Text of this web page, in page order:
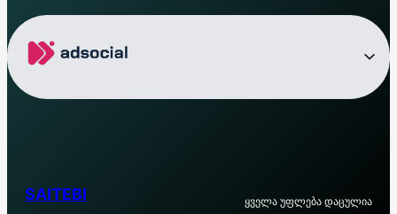
SAITEBI
ყველა უფლება დაცულია